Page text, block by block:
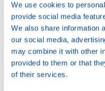
We use cookies to
provide social media
We also share information
our social media,
may combine it with other
provided to them or that
of their services.